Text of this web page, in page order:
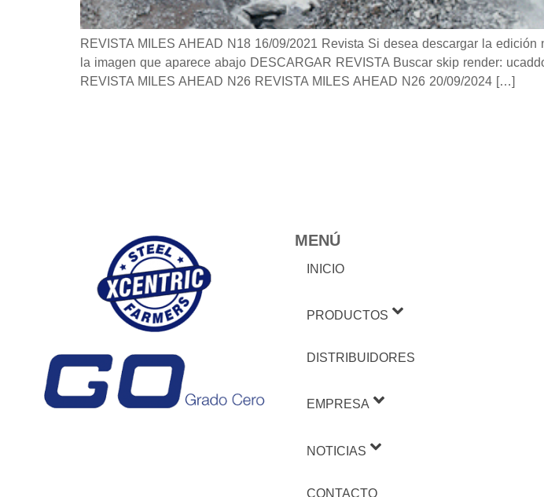
REVISTA MILES AHEAD N18 16/09/2021 Revista Si desea descargar la
la imagen que aparece abajo DESCARGAR REVISTA Buscar skip render:
REVISTA MILES AHEAD N26 REVISTA MILES AHEAD N26 20/09/2024 […]
MENÚ
INICIO
PRODUCTOS
DISTRIBUIDORES
EMPRESA
NOTICIAS
CONTACTO